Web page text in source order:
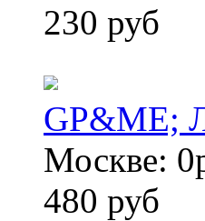
230 руб
GP&ME;
Москве:
480 руб